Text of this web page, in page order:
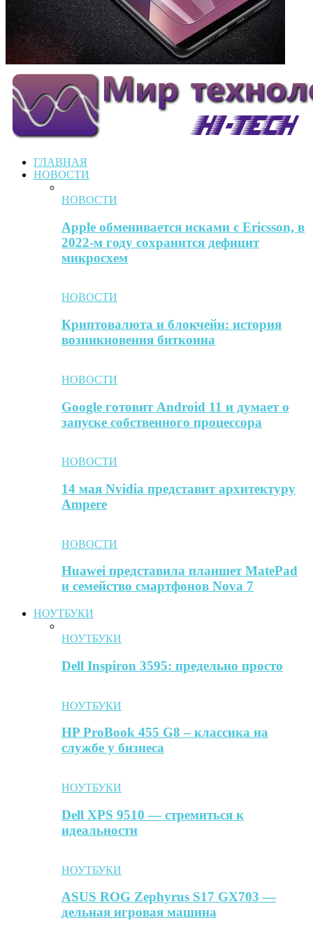
ГЛАВНАЯ
НОВОСТИ
НОВОСТИ
Apple обменивается исками с Ericsson, в
2022-м году сохранится дефицит
микросхем
НОВОСТИ
Криптовалюта и блокчейн: история
возникновения биткоина
НОВОСТИ
Google готовит Android 11 и думает о
запуске собственного процессора
НОВОСТИ
14 мая Nvidia представит архитектуру
Ampere
НОВОСТИ
Huawei представила планшет MatePad
и семейство смартфонов Nova 7
НОУТБУКИ
НОУТБУКИ
Dell Inspiron 3595: предельно просто
НОУТБУКИ
HP ProBook 455 G8 – классика на
службе у бизнеса
НОУТБУКИ
Dell XPS 9510 — стремиться к
идеальности
НОУТБУКИ
ASUS ROG Zephyrus S17 GX703 —
дельная игровая машина